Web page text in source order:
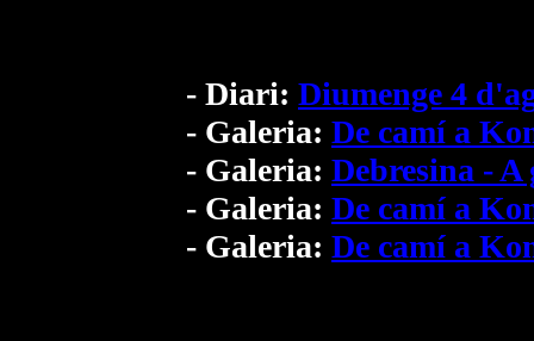
- Diari: Diumenge 4
- Galeria: De camí a
- Galeria: Debresina -
- Galeria: De camí a
- Galeria: De camí a